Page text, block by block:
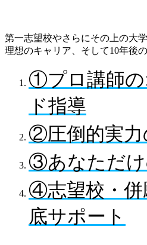
第一志望校やさらにその上の大学
理想のキャリア、そして10年後
①プロ講師の
ド指導
②圧倒的実力
③あなただけ
④志望校・併
底サポート